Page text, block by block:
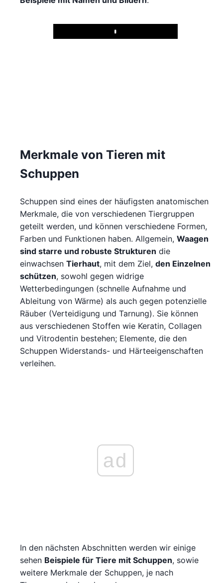
Play
Merkmale von Tieren mit
Schuppen
Schuppen sind eines der häufigsten anatomischen
Merkmale, die von verschiedenen Tiergruppen
geteilt werden, und können verschiedene Formen,
Farben und Funktionen haben. Allgemein, Waagen
sind starre und robuste Strukturen die
einwachsen Tierhaut, mit dem Ziel, den Einzelnen
schützen, sowohl gegen widrige
Wetterbedingungen (schnelle Aufnahme und
Ableitung von Wärme) als auch gegen potenzielle
Räuber (Verteidigung und Tarnung). Sie können
aus verschiedenen Stoffen wie Keratin, Collagen
und Vitrodentin bestehen; Elemente, die den
Schuppen Widerstands- und Härteeigenschaften
verleihen.
ad
In den nächsten Abschnitten werden wir einige
sehen Beispiele für Tiere mit Schuppen, sowie
weitere Merkmale der Schuppen, je nach